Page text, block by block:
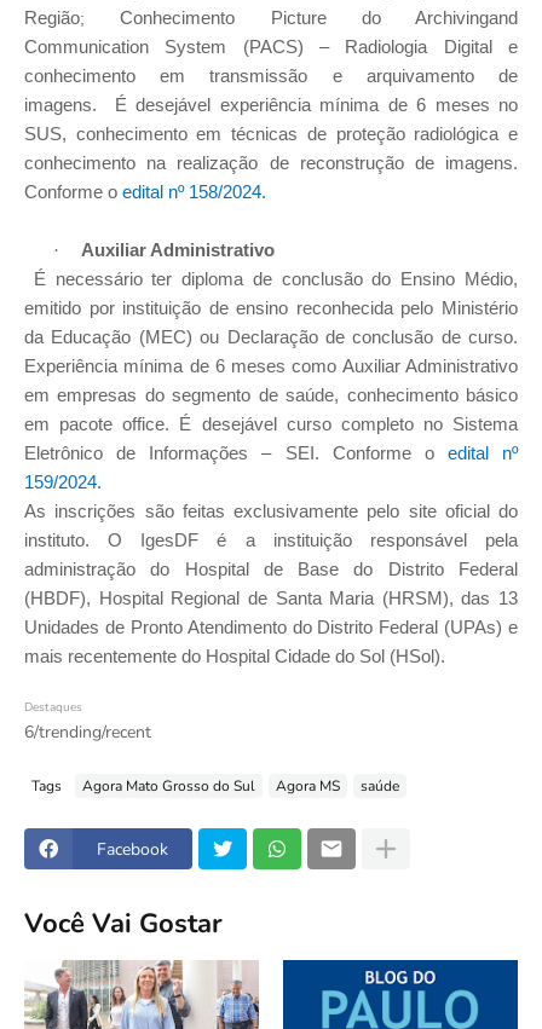
Região; Conhecimento Picture do Archivingand
Communication System (PACS) – Radiologia Digital e
conhecimento em transmissão e arquivamento de
imagens. É desejável experiência mínima de 6 meses no
SUS, conhecimento em técnicas de proteção radiológica e
conhecimento na realização de reconstrução de imagens.
Conforme o edital nº 158/2024.
·
Auxiliar Administrativo
É necessário ter diploma de conclusão do Ensino Médio,
emitido por instituição de ensino reconhecida pelo Ministério
da Educação (MEC) ou Declaração de conclusão de curso.
Experiência mínima de 6 meses como Auxiliar Administrativo
em empresas do segmento de saúde, conhecimento básico
em pacote office. É desejável curso completo no Sistema
Eletrônico de Informações – SEI. Conforme o edital nº
159/2024.
As inscrições são feitas exclusivamente pelo site oficial do
instituto. O IgesDF é a instituição responsável pela
administração do Hospital de Base do Distrito Federal
(HBDF), Hospital Regional de Santa Maria (HRSM), das 13
Unidades de Pronto Atendimento do Distrito Federal (UPAs) e
mais recentemente do Hospital Cidade do Sol (HSol).
Destaques
6/trending/recent
Tags Agora Mato Grosso do Sul Agora MS saúde
Facebook
Você Vai Gostar